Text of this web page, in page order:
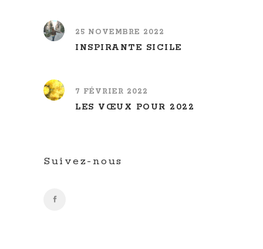
25 NOVEMBRE 2022
INSPIRANTE SICILE
7 FÉVRIER 2022
LES VŒUX POUR 2022
Suivez-nous